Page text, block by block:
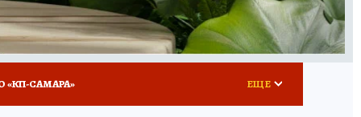
«КП-САМАРА» ЕЩЕ